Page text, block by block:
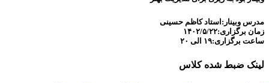
مدرس وبینار:استاد کاظم حسینی
زمان برگزاری:۱۴۰۲/۵/۲۲
ساعت برگزاری:۱۹ الی ۲۰
لینک ضبط شده کلاس